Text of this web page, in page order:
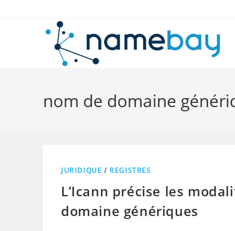
nom de domaine
JURIDIQUE / REGISTRES
L’Icann précise les
domaine génériques